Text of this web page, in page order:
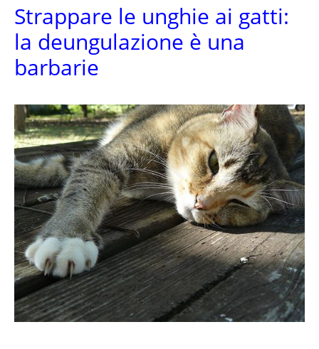
Strappare le unghie ai gatti:
la deungulazione è una
barbarie